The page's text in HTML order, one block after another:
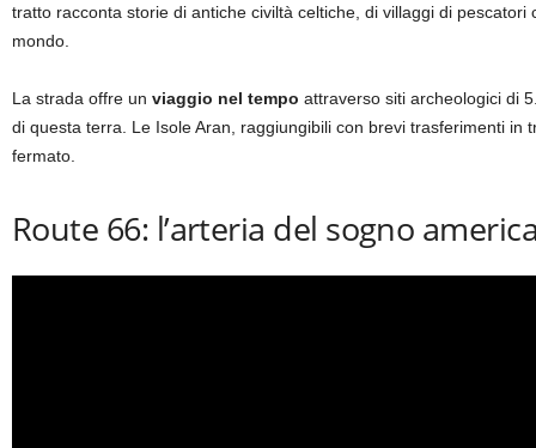
tratto racconta storie di antiche civiltà celtiche, di villaggi di
mondo.
La strada offre un viaggio nel tempo attraverso siti archeologici di
di questa terra. Le Isole Aran, raggiungibili con brevi trasferimenti
fermato.
Route 66: l’arteria del sogno